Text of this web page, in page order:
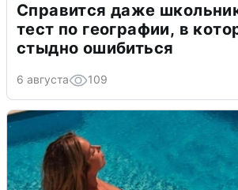
Справится даже
тест по географии, в
стыдно ошибиться
6 августа 109